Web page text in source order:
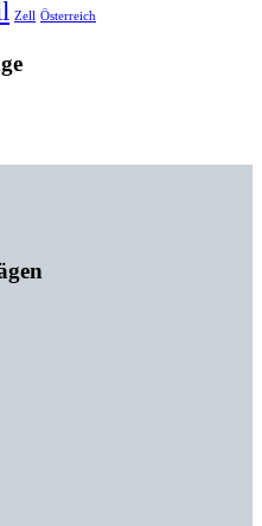
Zell Österreich